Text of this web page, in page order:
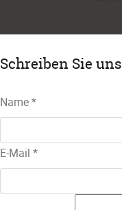
Schreiben Sie uns
Name*
E-Mail *